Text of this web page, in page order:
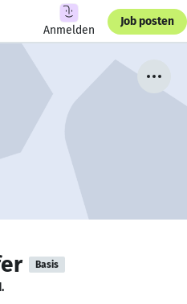
Anmelden
Job posten
Basis